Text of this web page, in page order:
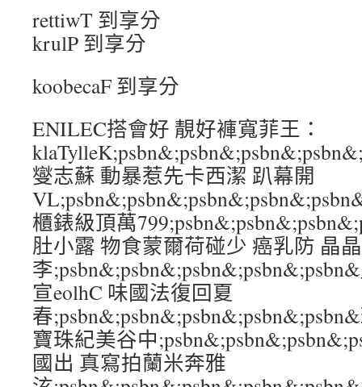
rettiwT 到享分
krulP 到享分
koobecaF 到享分
ENILEC搭會好 靚好褲寬菲王：
燮志蘇 動暴惹先卡西潔 趴幕開
櫃錶級頂萬
肚小露 物食蒙爾荷碰少 癌乳防 晶晶
李
宣eolhC 味國法復回夏
春
寶珠紀美谷中
國出 真寫拍蘭米奔雅